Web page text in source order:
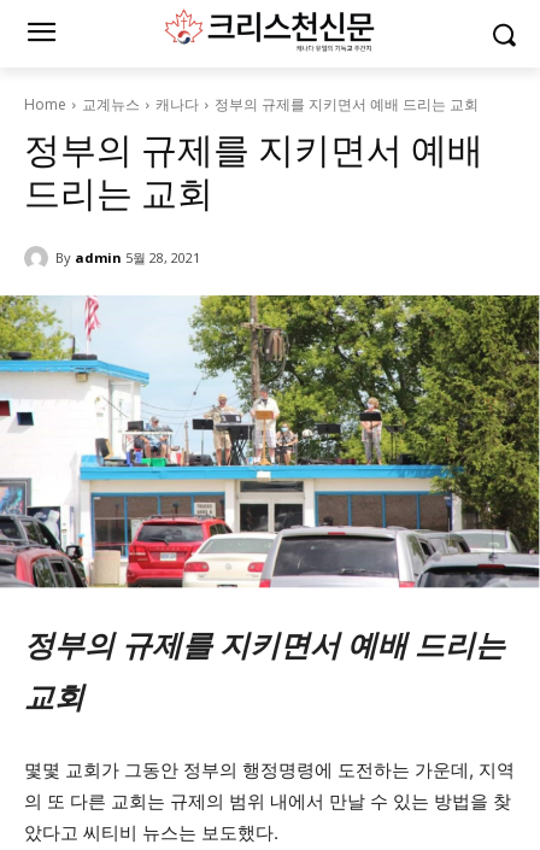
Home 교계뉴스 캐나다 정부의 규제를 지키면서 예배 드리는 교회
정부의 규제를 지키면서 예배
드리는 교회
By admin 5월 28, 2021
정부의 규제를 지키면서 예배 드리는
교회
몇몇 교회가 그동안 정부의 행정명령에 도전하는 가운데, 지역
의 또 다른 교회는 규제의 범위 내에서 만날 수 있는 방법을 찾
았다고 씨티비 뉴스는 보도했다.